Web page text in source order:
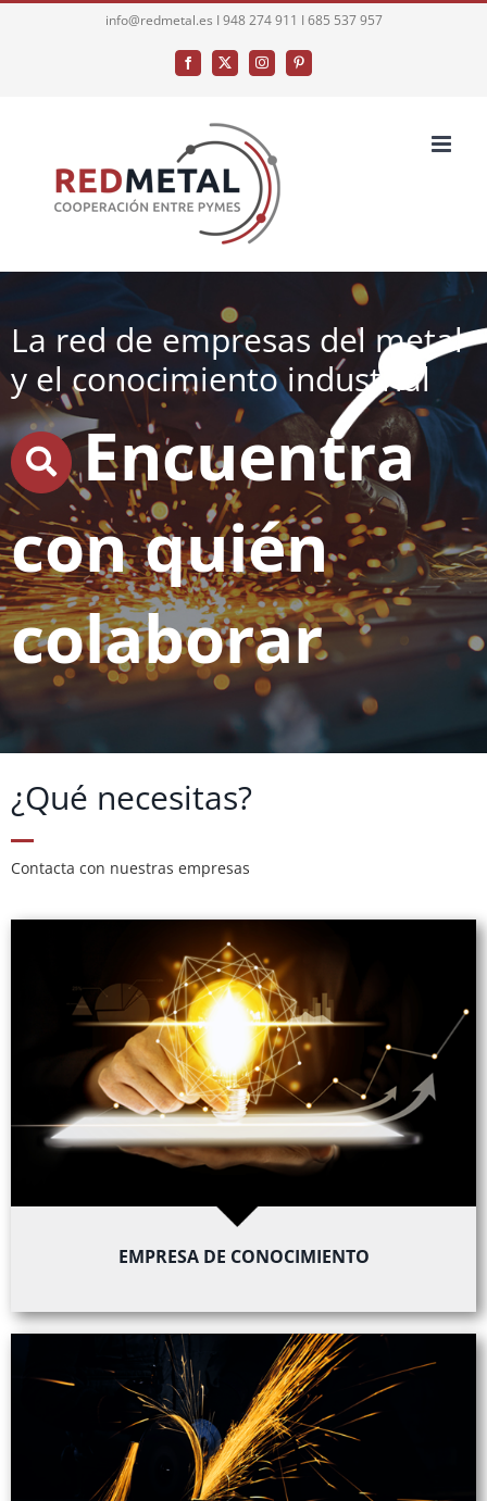
info@redmetal.es I 948 274 911 I 685 537 957
Facebook
X InstagramPinterest
La red de empresas del metal
y el conocimiento industrial
Encuentra
con quién
colaborar
¿Qué necesitas?
Contacta con nuestras empresas
EMPRESA DE CONOCIMIENTO